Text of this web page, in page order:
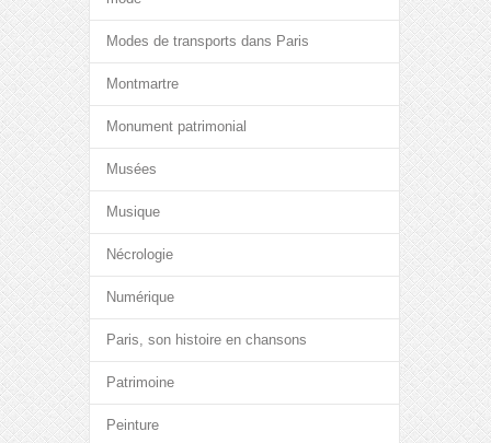
Modes de transports dans Paris
Montmartre
Monument patrimonial
Musées
Musique
Nécrologie
Numérique
Paris, son histoire en chansons
Patrimoine
Peinture